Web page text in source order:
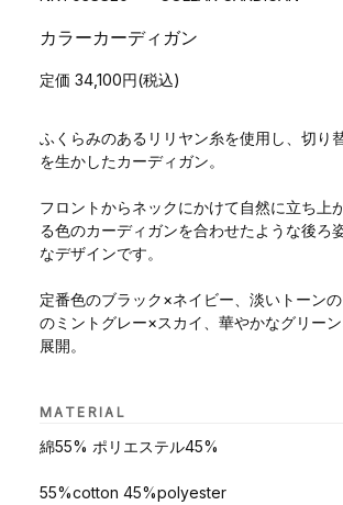
カラーカーディガン
定価 34,100円(税込)
ふくらみのあるリリヤン糸を使用し、切り
を生かしたカーディガン。
フロントからネックにかけて自然に立ち上
る色のカーディガンを合わせたような後ろ
なデザインです。
定番色のブラック×ネイビー、淡いトーン
のミントグレー×スカイ、華やかなグリー
展開。
MATERIAL
綿55% ポリエステル45%
55%cotton 45%polyester